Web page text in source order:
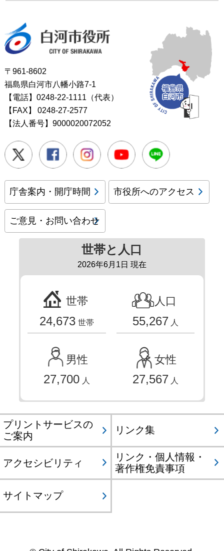
〒961-8602
福島県白河市八幡小路7-1
【電話】0248-22-1111（代表）
【FAX】
0248-27-2577
【法人番号】9000020072052
Twitter FacebookInstagramYoutube
庁舎案内・開庁時間 市役所へのアクセス
ご意見・お問い合わせ
世帯と人口
2026年6月1日 現在
世帯
24,673 世帯
人口
55,267 人
男性
27,700 人
女性
27,567 人
プリントサービスの
ご案内
リンク集
アクセシビリティ
リンク・個人情報・
著作権免責事項
サイトマップ